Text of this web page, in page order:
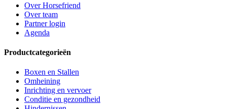
Over Horsefriend
Over team
Partner login
Agenda
Productcategorieën
Boxen en Stallen
Omheining
Inrichting en vervoer
Conditie en gezondheid